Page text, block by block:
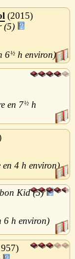
2015
(5)
6½ h
7½ h
4 h
Kid (5)
6 h